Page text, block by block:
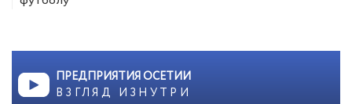
ПРЕДПРИЯТИЯ ОСЕТИИ
ВЗГЛЯД ИЗНУТРИ